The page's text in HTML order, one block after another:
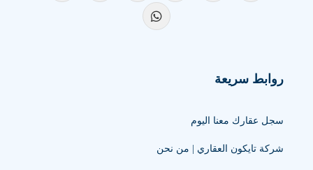
روابط سريعة
سجل عقارك معنا اليوم
شركة تايكون العقاري | من نحن